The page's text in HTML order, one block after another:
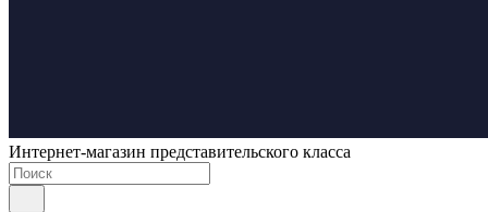
Интернет-магазин представительского класса